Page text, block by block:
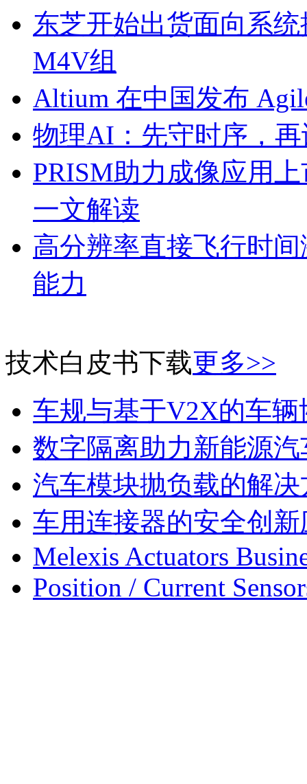
东芝开始出货面向系
M4V组
Altium 在中国发布
物理AI：先守时序，
PRISM助力成像应用
一文解读
高分辨率直接飞行时
能力
技术白皮书下载更多>>
车规与基于V2X的车
数字隔离助力新能源
汽车模块抛负载的解决
车用连接器的安全创新
Melexis Actuators
Position / Current